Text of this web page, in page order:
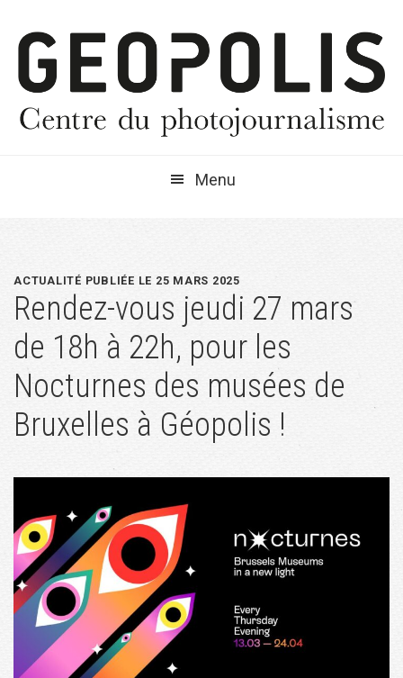
navigation
principale
contenu
principal
barre
latérale
Menu
ACTUALITÉ PUBLIÉE LE 25 MARS 2025
Rendez-vous jeudi 27 mars
de 18h à 22h, pour les
Nocturnes des musées de
Bruxelles à Géopolis !